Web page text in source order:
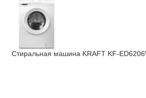
Стиральная машина KRAFT KF-